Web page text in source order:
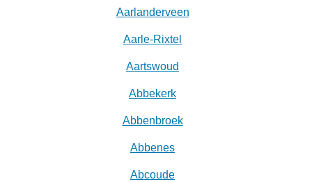
Aarlanderveen
Aarle-Rixtel
Aartswoud
Abbekerk
Abbenbroek
Abbenes
Abcoude